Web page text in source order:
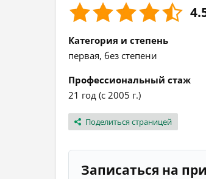
Категория и степень
первая, без степени
Профессиональный стаж
21 год (с 2005 г.)
Поделиться страницей
Записаться на